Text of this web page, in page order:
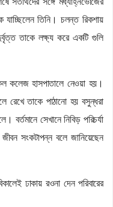
যাচ্ছিলেন তিনি। চলন্ত রিকশায়
তাকে লক্ষ্য করে একটি গুলি
কলেজ হাসপাতালে নেওয়া হয়।
রেখে তাকে পাঠানো হয় বসুন্ধরা
সেখানে নিবিড় পরিচর্যা
সংকটাপন্ন বলে জানিয়েছেন
ঢাকায় রওনা দেন পরিবারের